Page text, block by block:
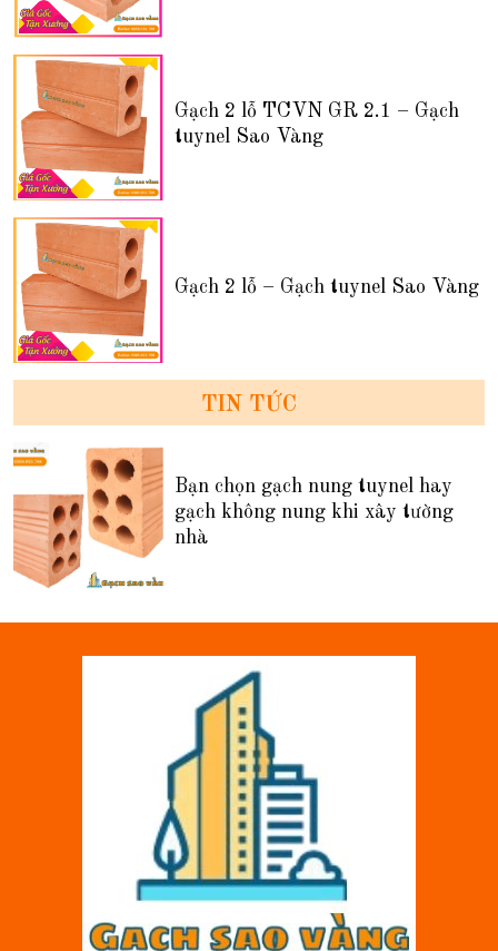
Gạch 2 lỗ TCVN GR 2.1 – Gạch
tuynel Sao Vàng
Gạch 2 lỗ – Gạch tuynel Sao Vàng
TIN TỨC
Bạn chọn gạch nung tuynel hay
gạch không nung khi xây tường
nhà